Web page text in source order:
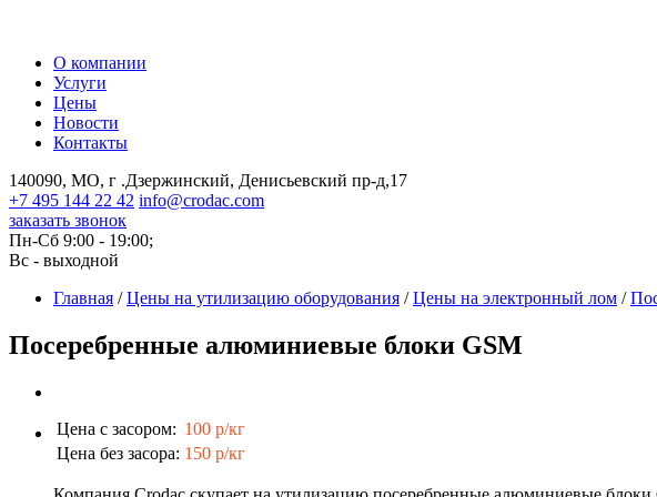
О компании
Услуги
Цены
Новости
Контакты
140090, МО, г .Дзержинский, Денисьевский пр-д,17
+7 495 144 22 42 info@crodac.com
заказать звонок
Пн-Сб 9:00 - 19:00;
Вс - выходной
Главная /Цены на утилизацию оборудования /Цены на электронный лом /
Посеребренные алюминиевые блоки GSM
Цена с засором: 100 р/кг
Цена без засора: 150 р/кг